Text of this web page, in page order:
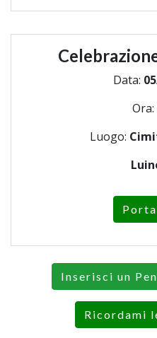
Data:
Ora:
Luogo:
Inserisci un
Ricordami